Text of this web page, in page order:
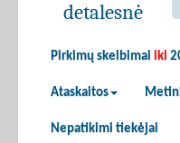
Pirkimų skelbimai iki
Ataskaitos
Nepatikimi tiekėjai
detalesnė